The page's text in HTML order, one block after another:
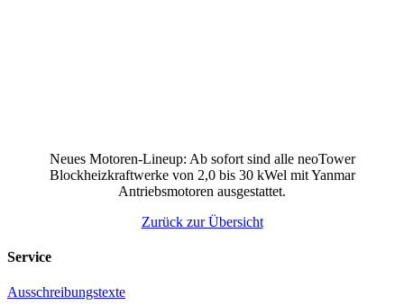
Neues Motoren-Lineup: Ab sofort sind alle neoTower
Blockheizkraftwerke von 2,0 bis 30 kWel mit Yanmar
Antriebsmotoren ausgestattet.
Zurück zur Übersicht
Service
Ausschreibungstexte